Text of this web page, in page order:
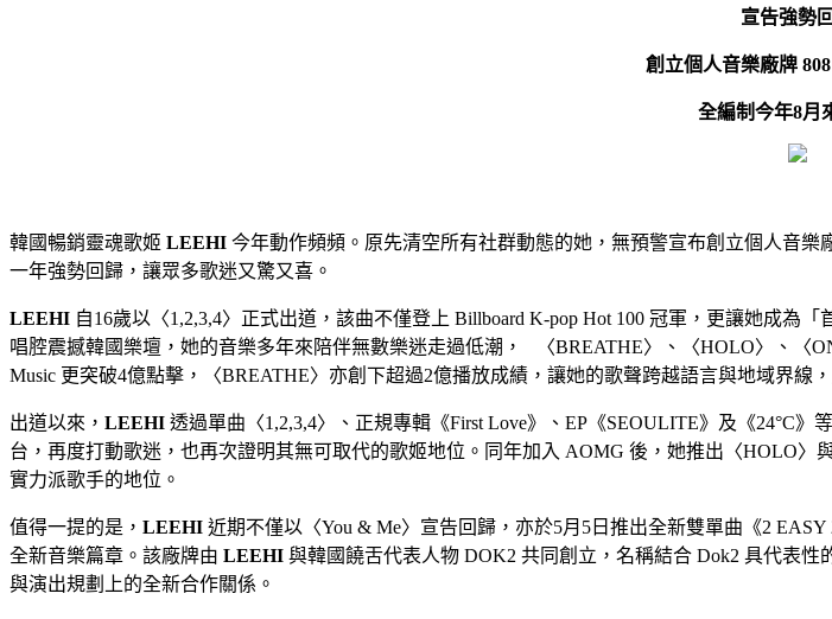
宣告強勢
創立個人音樂廠牌
全編制今年8月
韓國暢銷靈魂歌姬 LEEHI 今年動作頻頻。原先清空所有社群動態的她，無預警宣布創立個人音
一年強勢回歸，讓眾多歌迷又驚又喜。
LEEHI 自16歲以〈1,2,3,4〉正式出道，該曲不僅登上 Billboard K-pop Hot 100 冠軍，更讓她成為
唱腔震撼韓國樂壇，她的音樂多年來陪伴無數樂迷走過低潮， 〈BREATHE〉、〈HOLO〉、〈
Music 更突破4億點擊，〈BREATHE〉亦創下超過2億播放成績，讓她的歌聲跨越語言與地域界線
出道以來， LEEHI 透過單曲〈1,2,3,4〉、正規專輯《First Love》、EP《SEOULITE》及《24°C
台，再度打動歌迷，也再次證明其無可取代的歌姬地位。同年加入 AOMG 後，她推出〈HOLO
實力派歌手的地位。
值得一提的是， LEEHI 近期不僅以〈You & Me〉宣告回歸，亦於5月5日推出全新雙單曲《2
全新音樂篇章。該廠牌由 LEEHI 與韓國饒舌代表人物 DOK2 共同創立，名稱結合 Dok2 具代表性
與演出規劃上的全新合作關係。